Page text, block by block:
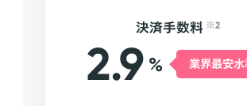
決済手数料 ※2
2.9 % 業界最安水